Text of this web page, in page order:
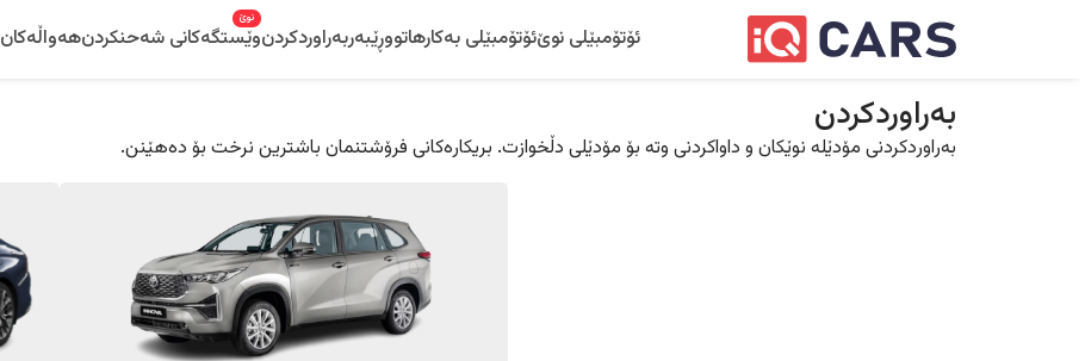
ئۆتۆمبێلی نوێئۆتۆمبێلی بەکارهاتووڕێبەربەراوردکردنوێستگەکانی شەحنکردن
نوێ
هەواڵەکان
بەراوردکردن
بەراوردکردنی مۆدێلە نوێکان و داواکردنی وتە بۆ مۆدێلی دڵخوازت. بریکارەکانی فرۆشتنمان باشترین نرخت بۆ دەهێنن.